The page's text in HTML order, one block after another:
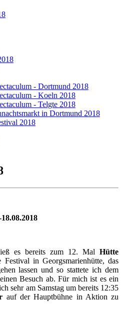
- Dortmund 2018
- Koeln 2018
- Telgte 2018
in Dortmund 2018
2018
es bereits zum 12. MalHütte
in Georgsmarienhütte, das
lassen und so stattete ich dem
Besuch ab. Für mich ist es ein
sehr am Samstag um bereits 12:35
auf der Hauptbühne in Aktion zu